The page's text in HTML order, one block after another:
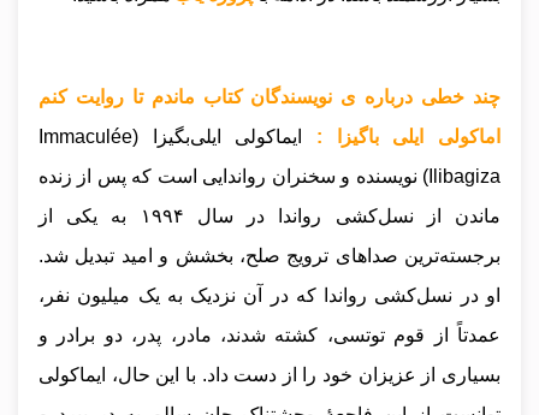
چند خطی درباره ی نویسندگان کتاب ماندم تا روایت کنم
اماکولی ایلی باگیزا :
ایماکولی ایلی‌بگیزا (Immaculée
Ilibagiza) نویسنده و سخنران رواندایی است که پس از زنده
ماندن از نسل‌کشی رواندا در سال ۱۹۹۴ به یکی از
برجسته‌ترین صداهای ترویج صلح، بخشش و امید تبدیل شد.
او در نسل‌کشی رواندا که در آن نزدیک به یک میلیون نفر،
عمدتاً از قوم توتسی، کشته شدند، مادر، پدر، دو برادر و
بسیاری از عزیزان خود را از دست داد. با این حال، ایماکولی